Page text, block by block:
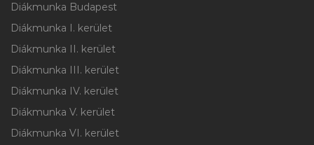
Diákmunka Budapest
Diákmunka I. kerület
Diákmunka II. kerület
Diákmunka III. kerület
Diákmunka IV. kerület
Diákmunka V. kerület
Diákmunka VI. kerület